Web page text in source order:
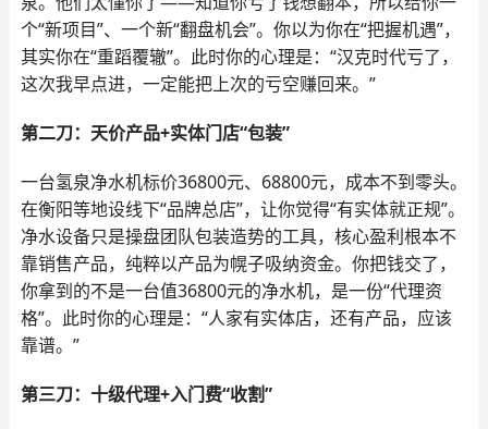
个“新项目”、一个新“翻盘机会”。你以为你在“把握机遇”，
其实你在“重蹈覆辙”。此时你的心理是：“汉克时代亏了，
这次我早点进，一定能把上次的亏空赚回来。”
第二刀：天价产品+实体门店“包装”
一台氢泉净水机标价36800元、68800元，成本不到零头。
在衡阳等地设线下“品牌总店”，让你觉得“有实体就正规”。
净水设备只是操盘团队包装造势的工具，核心盈利根本不
靠销售产品，纯粹以产品为幌子吸纳资金。你把钱交了，
你拿到的不是一台值36800元的净水机，是一份“代理资
格”。此时你的心理是：“人家有实体店，还有产品，应该
靠谱。”
第三刀：十级代理+入门费“收割”